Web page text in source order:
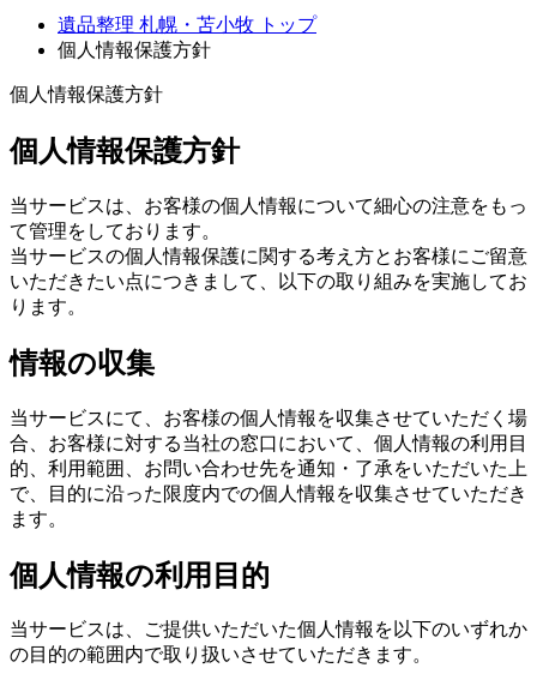
遺品整理 札幌・苫小牧 トップ
個人情報保護方針
個人情報保護方針
個人情報保護方針
当サービスは、お客様の個人情報について細心の注意をもっ
て管理をしております。
当サービスの個人情報保護に関する考え方とお客様にご留意
いただきたい点につきまして、以下の取り組みを実施してお
ります。
情報の収集
当サービスにて、お客様の個人情報を収集させていただく場
合、お客様に対する当社の窓口において、個人情報の利用目
的、利用範囲、お問い合わせ先を通知・了承をいただいた上
で、目的に沿った限度内での個人情報を収集させていただき
ます。
個人情報の利用目的
当サービスは、ご提供いただいた個人情報を以下のいずれか
の目的の範囲内で取り扱いさせていただきます。